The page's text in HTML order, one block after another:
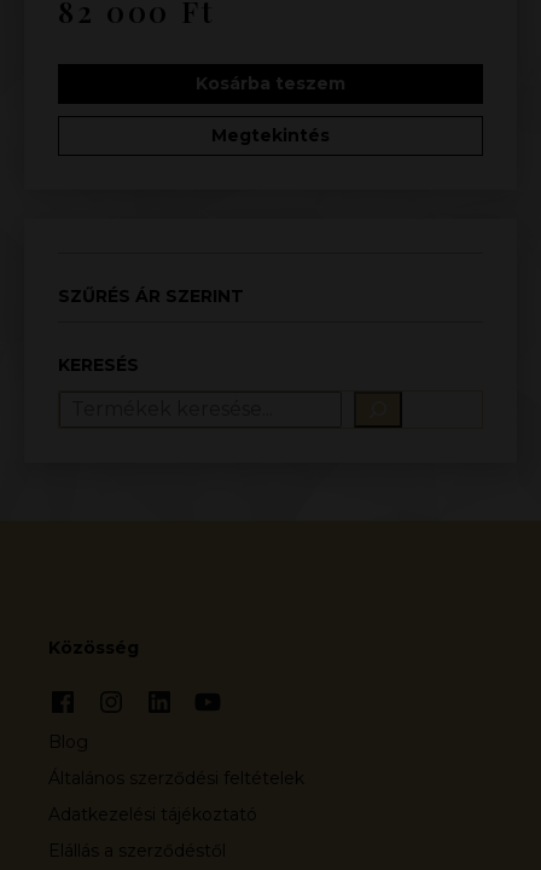
SZŰRÉS ÁR SZERINT
KERESÉS
82 000 Ft
Kosárba teszem
Megtekintés
Közösség
Blog
Általános szerződési feltételek
Adatkezelési tájékoztató
Elállás a szerződéstől